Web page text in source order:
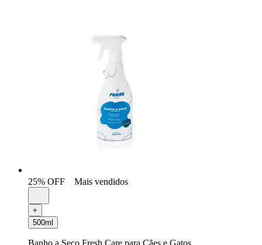
25% OFF Mais vendidos
+
500ml
Banho a Seco Fresh Care para Cães e Gatos